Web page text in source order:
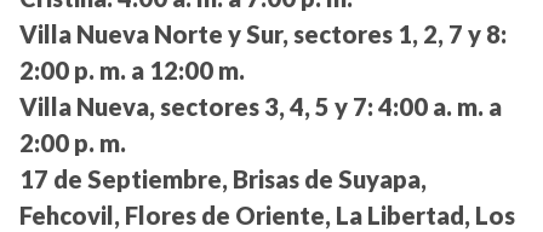
Villa Nueva Norte y Sur, sectores 1, 2, 7 y 8:
2:00 p. m. a 12:00 m.
Villa Nueva, sectores 3, 4, 5 y 7: 4:00 a. m. a
2:00 p. m.
17 de Septiembre, Brisas de Suyapa,
Fehcovil, Flores de Oriente, La Libertad, Los